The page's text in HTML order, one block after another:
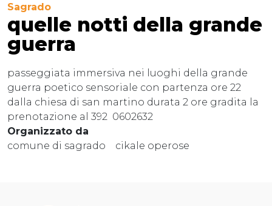
Sagrado
quelle notti della grande
guerra
passeggiata immersiva nei luoghi della grande
guerra poetico sensoriale con partenza ore 22
dalla chiesa di san martino durata 2 ore gradita la
prenotazione al 392 0602632
Organizzato da
comune di sagrado cikale operose